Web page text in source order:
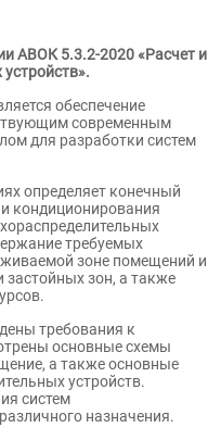
АВОК 5.3.2-2020 «Расчет и
обеспечение
современным
для разработки систем
определяет конечный
кондиционирования
требуемых
зоне помещений и
застойных зон, а также
требования к
основные схемы
а также основные
устройств.
систем
назначения.